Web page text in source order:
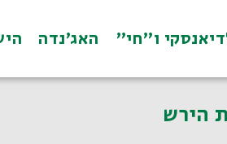
ו"חי" האג׳נדה
הירש